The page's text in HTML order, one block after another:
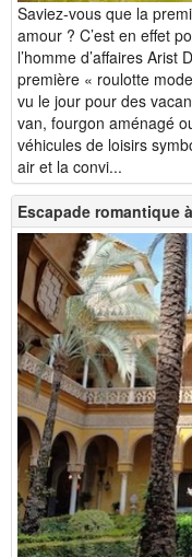
Saviez-vous que la
amour ? C’est en effet
l’homme d’affaires
première « roulotte
vu le jour pour des
van, fourgon aménagé
véhicules de loisirs
air et la convi...
Escapade romantique